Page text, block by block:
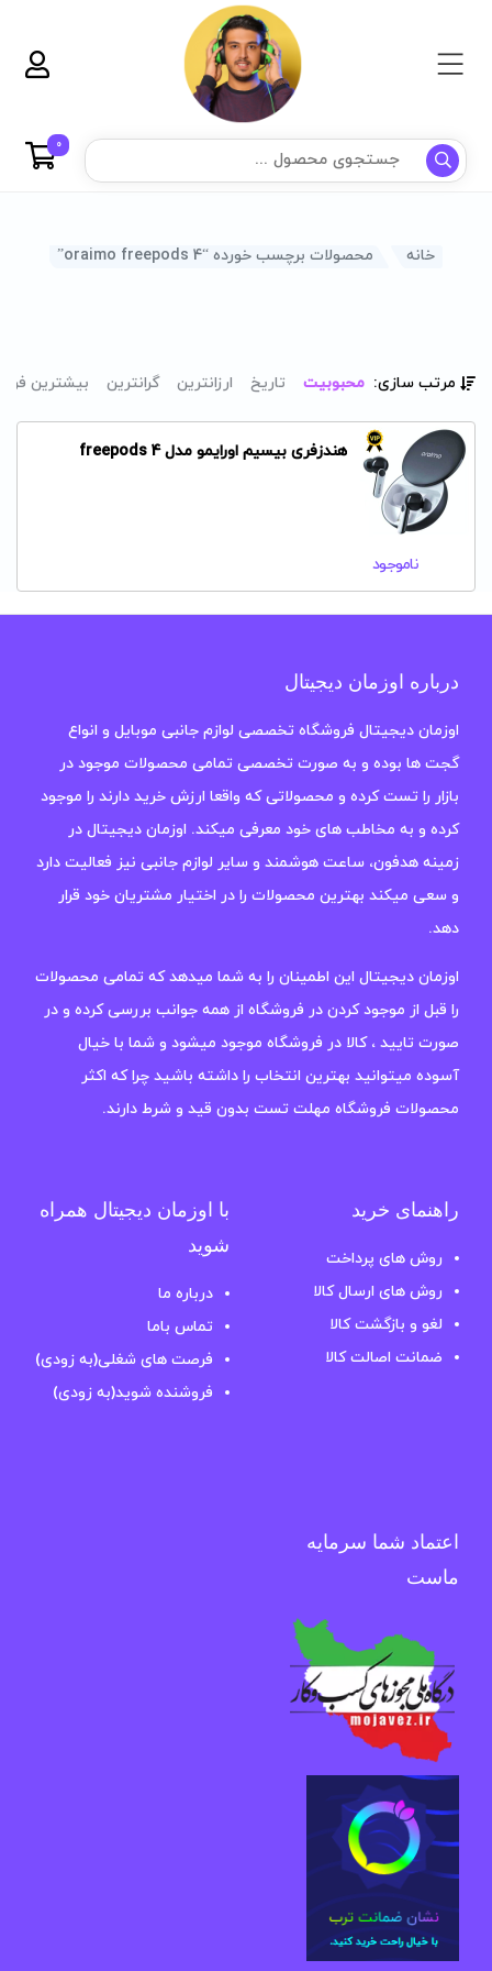
0
خانه محصولات برچسب خورده “oraimo freepods 4”
مرتب سازی: محبوبیت تاریخ ارزانترین گرانترین بیشترین
هندزفری بیسیم اورایمو مدل freepods 4
ناموجود
درباره اوزمان دیجیتال
اوزمان دیجیتال فروشگاه تخصصی لوازم جانبی موبایل و انواع
گجت ها بوده و به صورت تخصصی تمامی محصولات موجود در
بازار را تست کرده و محصولاتی که واقعا ارزش خرید دارند را موجود
کرده و به مخاطب های خود معرفی میکند. اوزمان دیجیتال در
زمینه هدفون، ساعت هوشمند و سایر لوازم جانبی نیز فعالیت دارد
و سعی میکند بهترین محصولات را در اختیار مشتریان خود قرار
دهد.
اوزمان دیجیتال این اطمینان را به شما میدهد که تمامی محصولات
را قبل از موجود کردن در فروشگاه از همه جوانب بررسی کرده و در
صورت تایید ، کالا در فروشگاه موجود میشود و شما با خیال
آسوده میتوانید بهترین انتخاب را داشته باشید چرا که اکثر
محصولات فروشگاه مهلت تست بدون قید و شرط دارند.
راهنمای خرید
روش های پرداخت
روش های ارسال کالا
لغو و بازگشت کالا
ضمانت اصالت کالا
با اوزمان دیجیتال همراه
شوید
درباره ما
تماس باما
فرصت های شغلی(به زودی)
فروشنده شوید(به زودی)
اعتماد شما سرمایه
ماست